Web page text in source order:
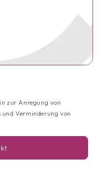
zur Anregung von
Verminderung von